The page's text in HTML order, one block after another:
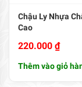
Chậu Ly Nhựa
Cao
220.000 ₫
Thêm vào giỏ